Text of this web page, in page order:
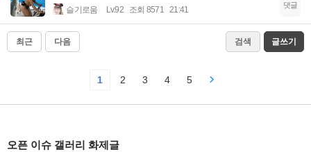
슬기로움 Lv.92 조회 8571 21:41 댓글
최근 다음 검색 글쓰기
1 2 3 4 5
오픈 이슈 갤러리 화제글